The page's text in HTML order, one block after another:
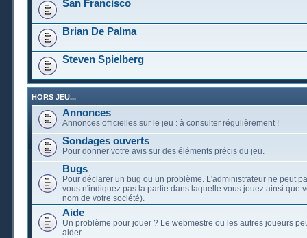
San Francisco
Brian De Palma
Steven Spielberg
HORS JEU...
Annonces
Annonces officielles sur le jeu : à consulter régulièrement !
Sondages ouverts
Pour donner votre avis sur des éléments précis du jeu.
Bugs
Pour déclarer un bug ou un problème. L'administrateur ne peut
vous n'indiquez pas la partie dans laquelle vous jouez ainsi que
nom de votre société).
Aide
Un problème pour jouer ? Le webmestre ou les autres joueurs
aider....